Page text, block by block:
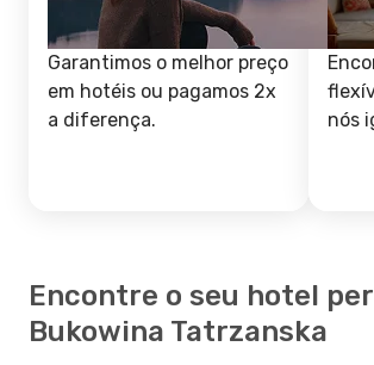
Garantimos o melhor preço
em hotéis ou pagamos 2x
a diferença.
nós
Encontre o seu hotel
Bukowina Tatrzanska